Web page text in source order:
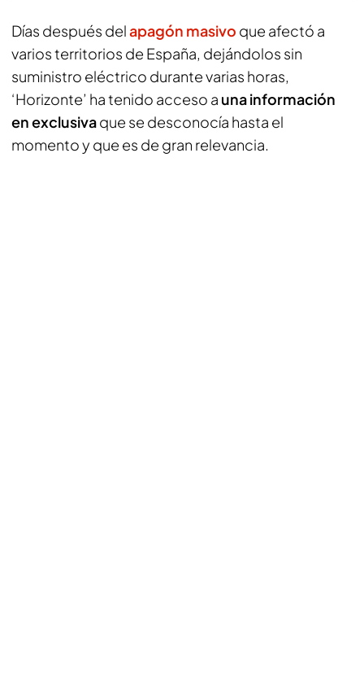
Días después delapagón masivo que afectó a
varios territorios de España, dejándolos sin
suministro eléctrico durante varias horas,
‘Horizonte’ ha tenido acceso a una información
en exclusivaque se desconocía hasta el
momento y que es de gran relevancia.